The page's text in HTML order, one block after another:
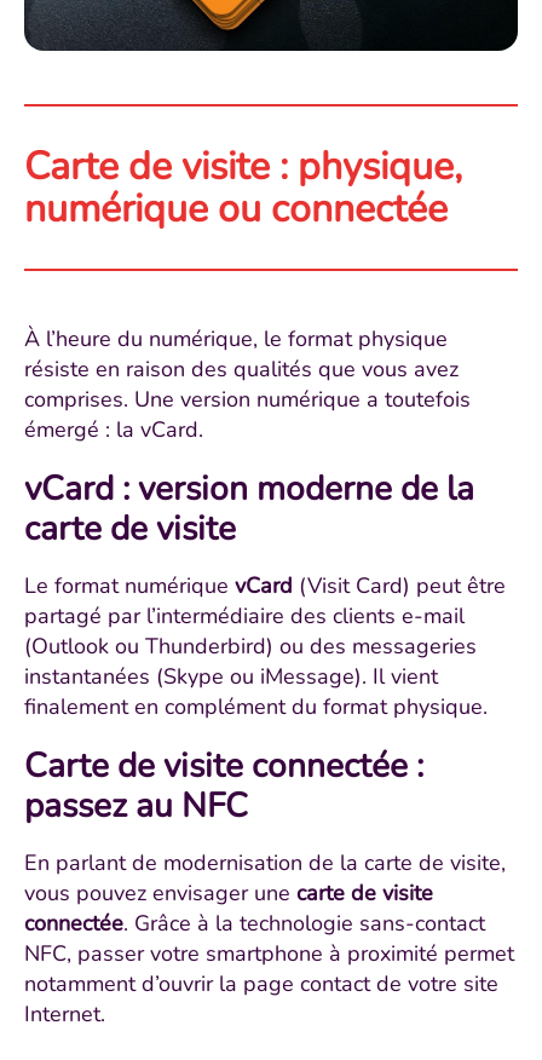
Carte de visite : physique,
numérique ou connectée
À l’heure du numérique, le format physique
résiste en raison des qualités que vous avez
comprises. Une version numérique a toutefois
émergé : la vCard.
vCard : version moderne de la
carte de visite
Le format numérique vCard (Visit Card) peut être
partagé par l’intermédiaire des clients e-mail
(Outlook ou Thunderbird) ou des messageries
instantanées (Skype ou iMessage). Il vient
finalement en complément du format physique.
Carte de visite connectée :
passez au NFC
En parlant de modernisation de la carte de visite,
vous pouvez envisager une carte de visite
connectée. Grâce à la technologie sans-contact
NFC, passer votre smartphone à proximité permet
notamment d’ouvrir la page contact de votre site
Internet.